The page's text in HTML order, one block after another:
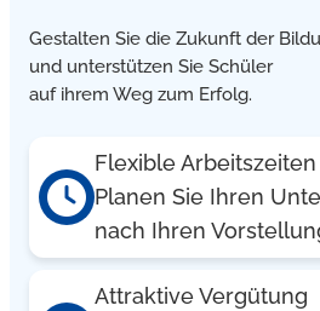
Gestalten Sie die Zukunft der
und unterstützen Sie Schüler
auf ihrem Weg zum Erfolg.
Flexible Arbeitszeiten
Planen Sie Ihren
nach Ihren
Attraktive Vergütung